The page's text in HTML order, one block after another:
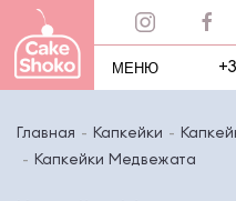
МЕНЮ
Главная Капкейки
Капкейки Медвежата